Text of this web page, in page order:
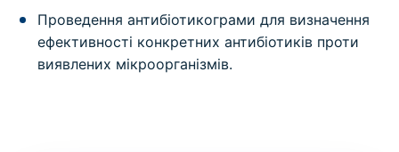
Проведення антибіотикограми для визначення
ефективності конкретних антибіотиків проти
виявлених мікроорганізмів.